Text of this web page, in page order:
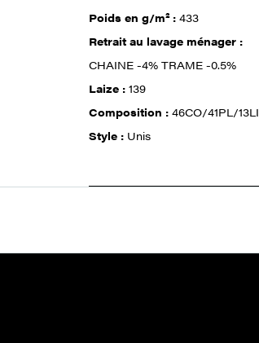
Poids en g/m² :433
Retrait au lavage ménager :
CHAINE -4% TRAME -0.5%
Laize :139
Composition :46CO/41PL/13LI
Style : Unis